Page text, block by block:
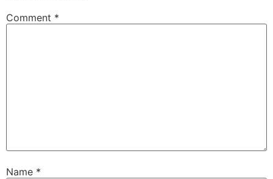
Comment *
Name *